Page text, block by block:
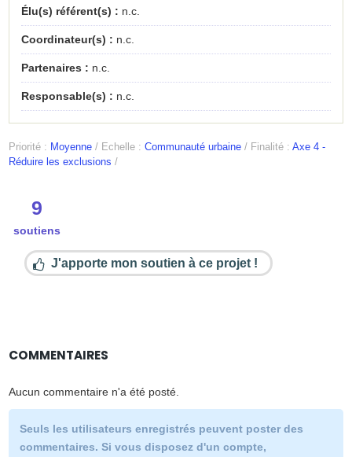
Élu(s) référent(s) : n.c.
Coordinateur(s) : n.c.
Partenaires : n.c.
Responsable(s) : n.c.
Priorité : Moyenne / Echelle :Communauté urbaine / Finalité :Axe 4 -
Réduire les exclusions /
9
soutiens
J'apporte mon soutien à ce projet !
COMMENTAIRES
Aucun commentaire n'a été posté.
Seuls les utilisateurs enregistrés peuvent poster des
commentaires. Si vous disposez d'un compte,